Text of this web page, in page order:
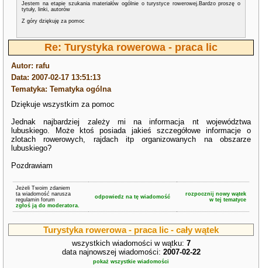
Jestem na etapie szukania materiałów ogólnie o turystyce rowerowej.Bardzo proszę o
tytuły, linki, autorów
Z góry dziękuję za pomoc
Re: Turystyka rowerowa - praca lic
Autor: rafu
Data: 2007-02-17 13:51:13
Tematyka: Tematyka ogólna
Dziękuje wszystkim za pomoc
Jednak najbardziej zależy mi na informacja nt województwa
lubuskiego. Może ktoś posiada jakieś szczegółowe informacje o
zlotach rowerowych, rajdach itp organizowanych na obszarze
lubuskiego?
Pozdrawiam
Jeżeli Twoim zdaniem
ta wiadomość narusza
regulamin forum
zgłoś ją do moderatora.
odpowiedz na tę wiadomość
rozpocznij nowy wątek
w tej tematyce
Turystyka rowerowa - praca lic - cały wątek
wszystkich wiadomości w wątku: 7
data najnowszej wiadomości: 2007-02-22
pokaż wszystkie wiadomości